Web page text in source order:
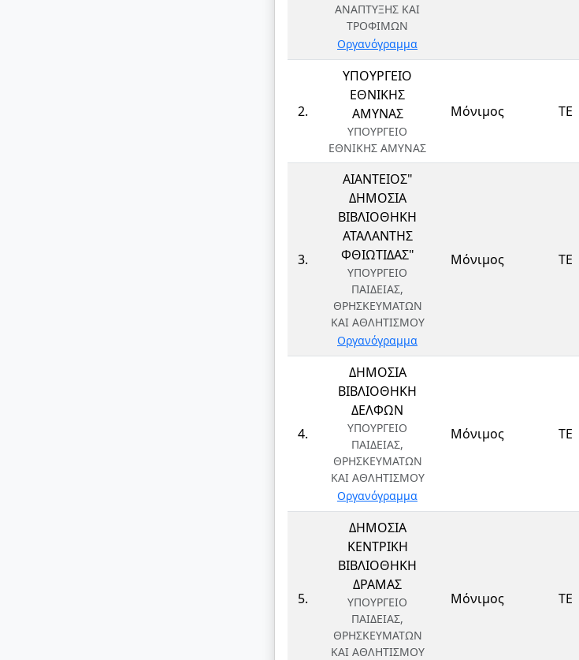
ΑΝΑΠΤΥΞΗΣ ΚΑΙ
ΤΡΟΦΙΜΩΝ
Οργανόγραμμα
2.
ΥΠΟΥΡΓΕΙΟ
ΕΘΝΙΚΗΣ
ΑΜΥΝΑΣ
ΥΠΟΥΡΓΕΙΟ
ΕΘΝΙΚΗΣ ΑΜΥΝΑΣ
Μόνιμος ΤΕ
3.
ΑΙΑΝΤΕΙΟΣ"
ΔΗΜΟΣΙΑ
ΒΙΒΛΙΟΘΗΚΗ
ΑΤΑΛΑΝΤΗΣ
ΦΘΙΩΤΙΔΑΣ"
ΥΠΟΥΡΓΕΙΟ
ΠΑΙΔΕΙΑΣ,
ΘΡΗΣΚΕΥΜΑΤΩΝ
ΚΑΙ ΑΘΛΗΤΙΣΜΟΥ
Οργανόγραμμα
Μόνιμος ΤΕ
4.
ΔΗΜΟΣΙΑ
ΒΙΒΛΙΟΘΗΚΗ
ΔΕΛΦΩΝ
ΥΠΟΥΡΓΕΙΟ
ΠΑΙΔΕΙΑΣ,
ΘΡΗΣΚΕΥΜΑΤΩΝ
ΚΑΙ ΑΘΛΗΤΙΣΜΟΥ
Οργανόγραμμα
Μόνιμος ΤΕ
5.
ΔΗΜΟΣΙΑ
ΚΕΝΤΡΙΚΗ
ΒΙΒΛΙΟΘΗΚΗ
ΔΡΑΜΑΣ
ΥΠΟΥΡΓΕΙΟ
ΠΑΙΔΕΙΑΣ,
ΘΡΗΣΚΕΥΜΑΤΩΝ
ΚΑΙ ΑΘΛΗΤΙΣΜΟΥ
Μόνιμος ΤΕ